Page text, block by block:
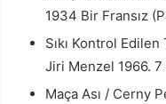
1934 Bir Fransız
Sıkı Kontrol
Jiri Menzel 1966. 7
Maça Ası / Cerny